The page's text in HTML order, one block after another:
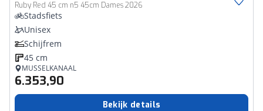
Ruby Red 45 cm n5 45cm Dames 2026
Stadsfiets
Unisex
Schijfrem
45 cm
MUSSELKANAAL
6.353,90
Bekijk details